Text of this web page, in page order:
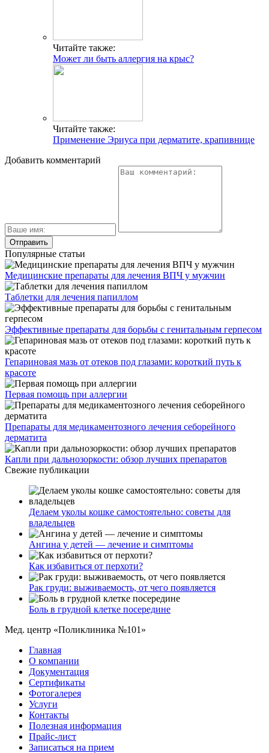
Читайте также:
Может ли быть аллергия на крыс?
Читайте также:
Применение Эриуса при дерматите, крапивнице
Добавить комментарий
Популярные статьи
Медицинские препараты для лечения ВПЧ у мужчин
Таблетки для лечения папиллом
Эффективные препараты для борьбы с генитальным герпесом
Гепариновая мазь от отеков под глазами: короткий путь к
красоте
Первая помощь при аллергии
Препараты для медикаментозного лечения себорейного
дерматита
Капли при дальнозоркости: обзор лучших препаратов
Свежие публикации
Делаем уколы кошке самостоятельно: советы для
владельцев
Ангина у детей — лечение и симптомы
Как избавиться от перхоти?
Рак груди: выживаемость, от чего появляется
Боль в грудной клетке посередине
Мед. центр «Поликлиника №101»
Главная
О компании
Документация
Сертификаты
Фотогалерея
Услуги
Контакты
Полезная информация
Прайс-лист
Записаться на прием